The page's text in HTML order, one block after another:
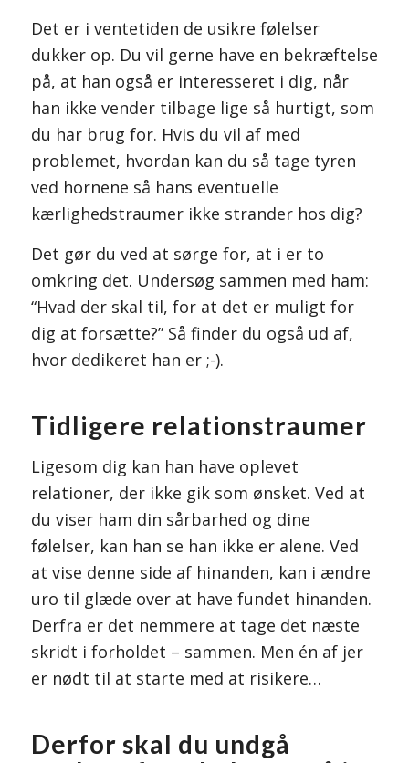
Det er i ventetiden de usikre følelser
dukker op. Du vil gerne have en bekræftelse
på, at han også er interesseret i dig, når
han ikke vender tilbage lige så hurtigt, som
du har brug for. Hvis du vil af med
problemet, hvordan kan du så tage tyren
ved hornene så hans eventuelle
kærlighedstraumer ikke strander hos dig?
Det gør du ved at sørge for, at i er to
omkring det. Undersøg sammen med ham:
“Hvad der skal til, for at det er muligt for
dig at forsætte?” Så finder du også ud af,
hvor dedikeret han er ;-).
Tidligere relationstraumer
Ligesom dig kan han have oplevet
relationer, der ikke gik som ønsket. Ved at
du viser ham din sårbarhed og dine
følelser, kan han se han ikke er alene. Ved
at vise denne side af hinanden, kan i ændre
uro til glæde over at have fundet hinanden.
Derfra er det nemmere at tage det næste
skridt i forholdet – sammen. Men én af jer
er nødt til at starte med at risikere…
Derfor skal du undgå